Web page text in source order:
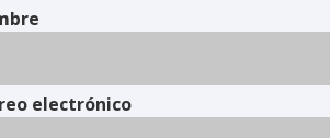
electrónico